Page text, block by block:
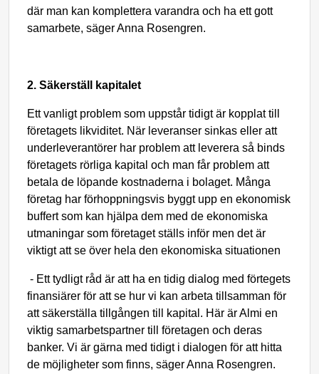
där man kan komplettera varandra och ha ett gott
samarbete, säger Anna Rosengren.
2. Säkerställ kapitalet
Ett vanligt problem som uppstår tidigt är kopplat till
företagets likviditet. När leveranser sinkas eller att
underleverantörer har problem att leverera så binds
företagets rörliga kapital och man får problem att
betala de löpande kostnaderna i bolaget. Många
företag har förhoppningsvis byggt upp en ekonomisk
buffert som kan hjälpa dem med de ekonomiska
utmaningar som företaget ställs inför men det är
viktigt att se över hela den ekonomiska situationen
- Ett tydligt råd är att ha en tidig dialog med förtegets
finansiärer för att se hur vi kan arbeta tillsamman för
att säkerställa tillgången till kapital. Här är Almi en
viktig samarbetspartner till företagen och deras
banker. Vi är gärna med tidigt i dialogen för att hitta
de möjligheter som finns, säger Anna Rosengren.